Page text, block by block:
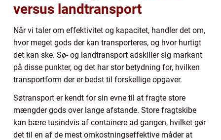
versus landtransport
Når vi taler om effektivitet og kapacitet, handler det om,
hvor meget gods der kan transporteres, og hvor hurtigt
det kan ske. Sø- og landtransport adskiller sig markant
på disse punkter, og det har stor betydning for, hvilken
transportform der er bedst til forskellige opgaver.
Søtransport er kendt for sin evne til at fragte store
mængder gods over lange afstande. Store fragtskibe
kan bære tusindvis af containere ad gangen, hvilket gør
det til en af de mest omkostningseffektive måder at